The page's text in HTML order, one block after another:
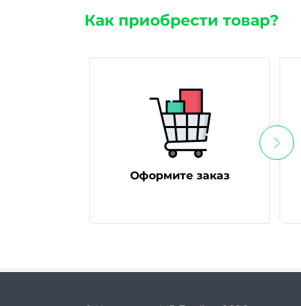
Как приобрести товар?
Оформите заказ